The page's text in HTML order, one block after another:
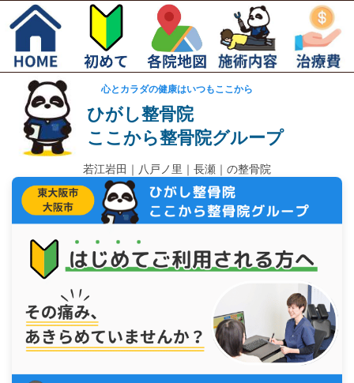
心とカラダの健康はいつもここから
ひがし整骨院
ここから整骨院グループ
若江岩田｜ 八戸ノ里｜長瀬｜の整骨院